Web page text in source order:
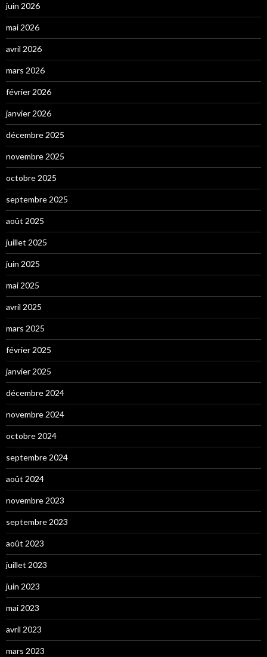
juin 2026
mai 2026
avril 2026
mars 2026
février 2026
janvier 2026
décembre 2025
novembre 2025
octobre 2025
septembre 2025
août 2025
juillet 2025
juin 2025
mai 2025
avril 2025
mars 2025
février 2025
janvier 2025
décembre 2024
novembre 2024
octobre 2024
septembre 2024
août 2024
novembre 2023
septembre 2023
août 2023
juillet 2023
juin 2023
mai 2023
avril 2023
mars 2023